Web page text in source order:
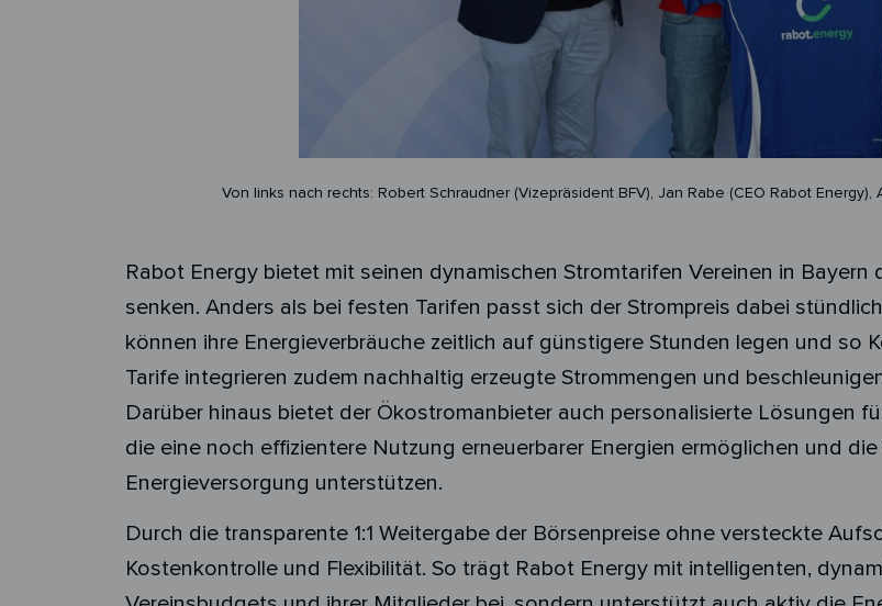
Von links nach rechts: Robert Schraudner (Vizepräsident BFV), Jan Rabe (CEO Rabot
Rabot Energy bietet mit seinen dynamischen Stromtarifen Vereinen in
senken. Anders als bei festen Tarifen passt sich der Strompreis dabei
können ihre Energieverbräuche zeitlich auf günstigere Stunden legen und so
Tarife integrieren zudem nachhaltig erzeugte Strommengen und
Darüber hinaus bietet der Ökostromanbieter auch personalisierte Lösungen
die eine noch effizientere Nutzung erneuerbarer Energien ermöglichen und
Energieversorgung unterstützen.
Durch die transparente 1:1 Weitergabe der Börsenpreise ohne versteckte
Kostenkontrolle und Flexibilität. So trägt Rabot Energy mit intelligenten,